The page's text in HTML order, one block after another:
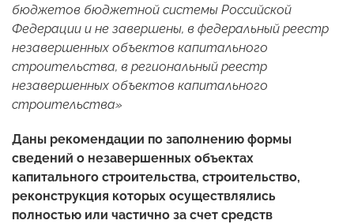
бюджетов бюджетной системы Российской
Федерации и не завершены, в федеральный реестр
незавершенных объектов капитального
строительства, в региональный реестр
незавершенных объектов капитального
строительства»
Даны рекомендации по заполнению формы
сведений о незавершенных объектах
капитального строительства, строительство,
реконструкция которых осуществлялись
полностью или частично за счет средств